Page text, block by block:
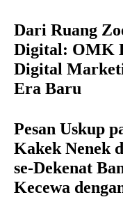
Dari Ruang
Digital: OMK
Digital
Era Baru
Pesan Uskup
Kakek Nenek
se-Dekenat
Kecewa